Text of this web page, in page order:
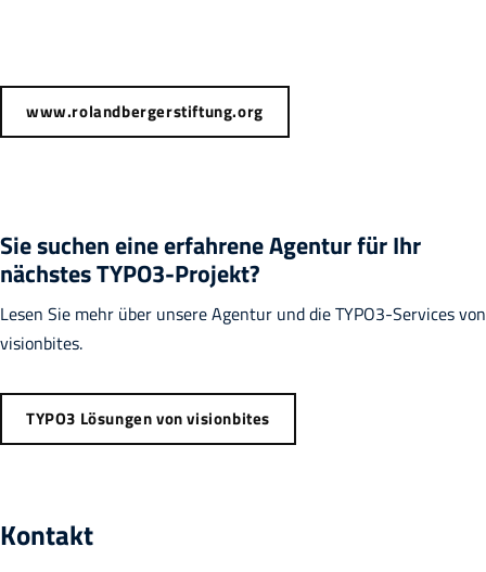
www.rolandbergerstiftung.org
Sie suchen eine erfahrene Agentur für Ihr
nächstes TYPO3-Projekt?
Lesen Sie mehr über unsere Agentur und die TYPO3-Services von
visionbites.
TYPO3 Lösungen von visionbites
Kontakt